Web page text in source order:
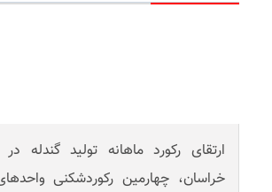
ارتقای رکورد ماهانه تولید گندله
خراسان، چهارمین رکوردشکنی